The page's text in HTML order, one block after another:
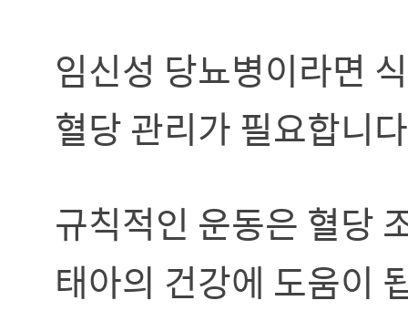
임신성 당뇨병이라면
혈당 관리가 필요합니
규칙적인 운동은 혈당
태아의 건강에 도움이